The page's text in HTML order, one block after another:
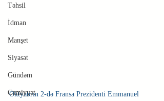
Təhsil
İdman
Manşet
Siyasət
Gündəm
Cəmiyyət
Oktyabrın 2-də Fransa Prezidenti Emmanuel